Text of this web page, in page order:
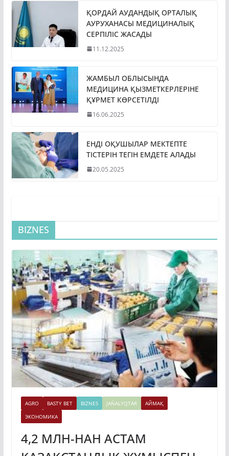
ҚОРДАЙ АУДАНДЫҚ ОРТАЛЫҚ
АУРУХАНАСЫ МЕДИЦИНАЛЫҚ
СЕРПІЛІС ЖАСАДЫ
11.12.2025
ЖАМБЫЛ ОБЛЫСЫНДА
МЕДИЦИНА ҚЫЗМЕТКЕРЛЕРІНЕ
ҚҰРМЕТ КӨРСЕТІЛДІ
16.06.2025
ЕНДІ ОҚУШЫЛАР МЕКТЕПТЕ
ТІСТЕРІН ТЕГІН ЕМДЕТЕ АЛАДЫ
20.05.2025
BIZNES
AGRO BASTY BET BIZNES JAŃALYQTAR
АЙМАҚ
ЭКОНОМИКА
4,2 МЛН-НАН АСТАМ